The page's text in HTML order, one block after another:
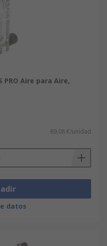
PRO Aire para Aire,
89,08 €/unidad
datos